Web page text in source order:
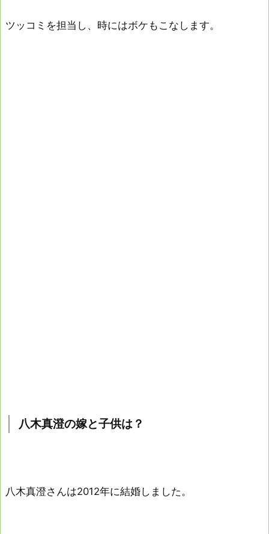
ツッコミを担当し、時にはボケもこなします。
八木真澄の嫁と子供は？
八木真澄さんは2012年に結婚しました。